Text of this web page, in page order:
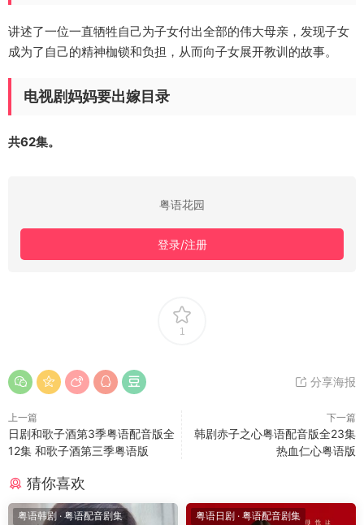
讲述了一位一直牺牲自己为子女付出全部的伟大母亲，发现子女
成为了自己的精神枷锁和负担，从而向子女展开教训的故事。
电视剧妈妈要出嫁目录
共62集。
粤语花园
登录/注册
1
分享海报
上一篇
日剧和歌子酒第3季粤语配音版全
12集 和歌子酒第三季粤语版
下一篇
韩剧赤子之心粤语配音版全23集
热血仁心粤语版
猜你喜欢
粤语韩剧· 粤语配音剧集 粤语日剧 · 粤语配音剧集